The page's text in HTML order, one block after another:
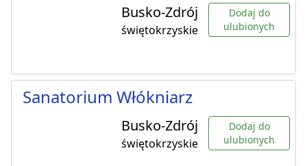
Busko-Zdrój
świętokrzyskie
Dodaj do
ulubionych
Sanatorium Włókniarz
Busko-Zdrój
świętokrzyskie
Dodaj do
ulubionych